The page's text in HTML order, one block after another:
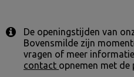
ZoekDe openingstijden van
Bovensmilde zijn
vragen of meer
contact opnemen met de